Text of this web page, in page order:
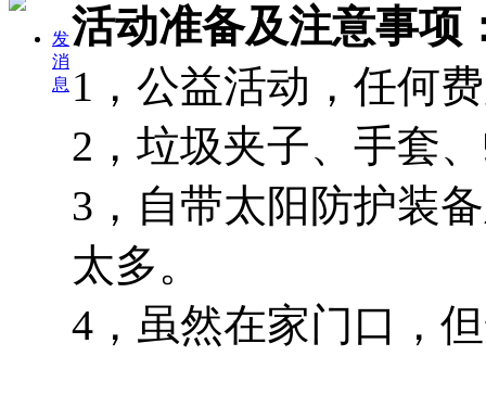
发
消
息
活动准备及注意事项
1，公益活动，任何
2，垃圾夹子、手套
3，自带太阳防护装
太多。
4，虽然在家门口，